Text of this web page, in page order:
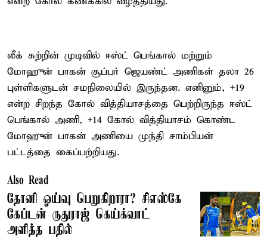
லீக் சுற்றின் முடிவில் ஈஸ்ட் பெங்கால் மற்றும்
மோஹுன் பாகன் சூப்பர் ஜெயண்ட் அணிகள் தலா 26
புள்ளிகளுடன் சமநிலையில் இருந்தன. எனினும், +19
என்ற சிறந்த கோல் வித்தியாசத்தை பெற்றிருந்த ஈஸ்ட்
பெங்கால் அணி, +14 கோல் வித்தியாசம் கொண்ட
மோஹுன் பாகன் அணியை முந்தி சாம்பியன்
பட்டத்தை கைப்பற்றியது.
Also Read
தோனி ஓய்வு பெறுகிறாரா? சிஎஸ்கே
கேப்டன் ருதுராஜ் கெய்க்வாட்
அளித்த பதில்